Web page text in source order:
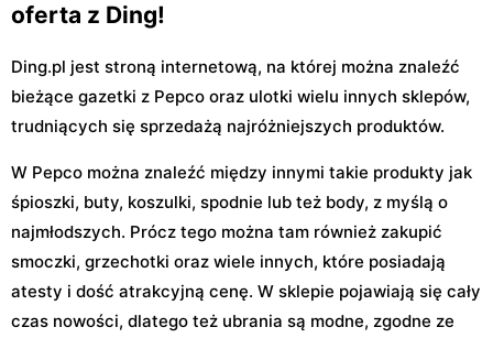
oferta z Ding!
Ding.pl jest stroną internetową, na której można znaleźć
bieżące gazetki z Pepco oraz ulotki wielu innych sklepów,
trudniących się sprzedażą najróżniejszych produktów.
W Pepco można znaleźć między innymi takie produkty jak
śpioszki, buty, koszulki, spodnie lub też body, z myślą o
najmłodszych. Prócz tego można tam również zakupić
smoczki, grzechotki oraz wiele innych, które posiadają
atesty i dość atrakcyjną cenę. W sklepie pojawiają się cały
czas nowości, dlatego też ubrania są modne, zgodne ze